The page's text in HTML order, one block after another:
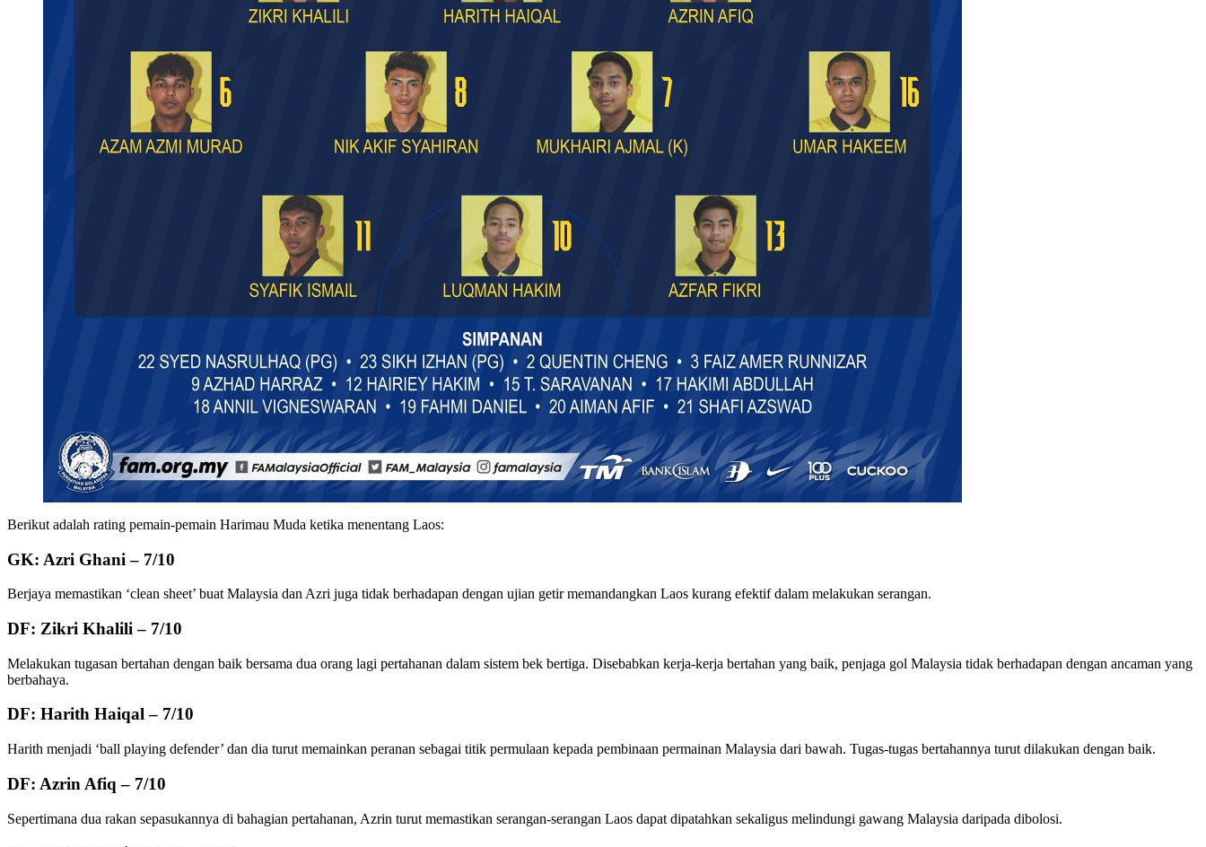
Berikut adalah rating pemain-pemain Harimau Muda ketika menentang Laos:
GK: Azri Ghani – 7/10
Berjaya memastikan ‘clean sheet’ buat Malaysia dan Azri juga tidak berhadapan dengan ujian getir memandangkan Laos kurang efektif dalam melakukan serangan.
DF: Zikri Khalili – 7/10
Melakukan tugasan bertahan dengan baik bersama dua orang lagi pertahanan dalam sistem bek bertiga. Disebabkan kerja-kerja bertahan yang baik, penjaga gol Malaysia tidak berhadapan dengan ancaman yang
berbahaya.
DF: Harith Haiqal – 7/10
Harith menjadi ‘ball playing defender’ dan dia turut memainkan peranan sebagai titik permulaan kepada pembinaan permainan Malaysia dari bawah. Tugas-tugas bertahannya turut dilakukan dengan baik.
DF: Azrin Afiq – 7/10
Sepertimana dua rakan sepasukannya di bahagian pertahanan, Azrin turut memastikan serangan-serangan Laos dapat dipatahkan sekaligus melindungi gawang Malaysia daripada dibolosi.